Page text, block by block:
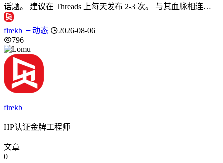
话题。 建议在 Threads 上每天发布 2-3 次。 与其血脉相连…
firekb 动态
2026-08-06
796
firekb
HP认证金牌工程师
文章
0